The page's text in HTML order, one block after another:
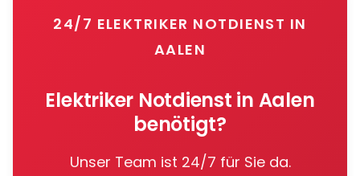
aktiv selbst spät abends und am Wochenende.
Meisterbrief und sind kontinuierlich fortgebildet in
und elektrische Sicherheit bei jedem Einsatz in
24/7 ELEKTRIKER NOTDIENST IN
AALEN
Elektriker Notdienst in Aalen
benötigt?
Unser Team ist 24/7 für Sie da.